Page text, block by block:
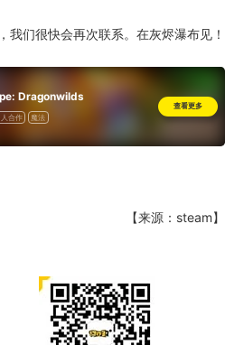
我们很快会再次联系。在灰烬瀑布见！
Dragonwilds
人合作 魔法
查看更多
【来源：steam】